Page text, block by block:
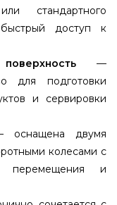
стандартного
быстрый доступ к
—
для подготовки
и сервировки
двумя
колесами с
перемещения и